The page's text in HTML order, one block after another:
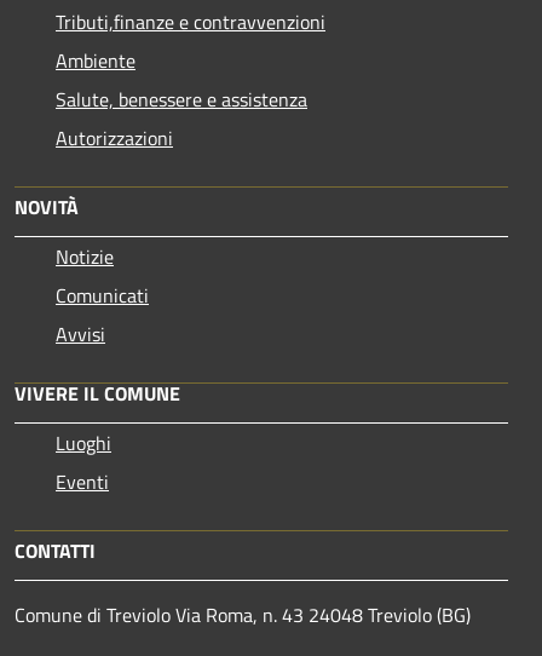
Tributi,finanze e contravvenzioni
Ambiente
Salute, benessere e assistenza
Autorizzazioni
NOVITÀ
Notizie
Comunicati
Avvisi
VIVERE IL COMUNE
Luoghi
Eventi
CONTATTI
Comune di Treviolo Via Roma, n. 43 24048 Treviolo (BG)